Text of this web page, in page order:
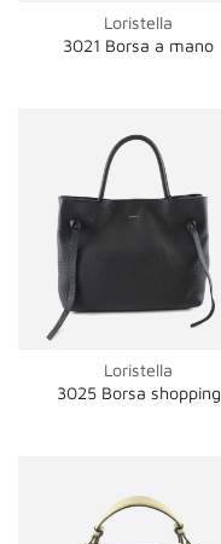
Loristella
3021 Borsa a mano
Loristella
3025 Borsa shopping